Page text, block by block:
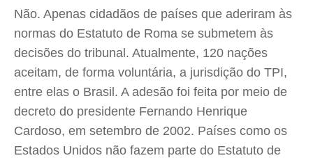
Não. Apenas cidadãos de países que aderiram às
normas do Estatuto de Roma se submetem às
decisões do tribunal. Atualmente, 120 nações
aceitam, de forma voluntária, a jurisdição do TPI,
entre elas o Brasil. A adesão foi feita por meio de
decreto do presidente Fernando Henrique
Cardoso, em setembro de 2002. Países como os
Estados Unidos não fazem parte do Estatuto de